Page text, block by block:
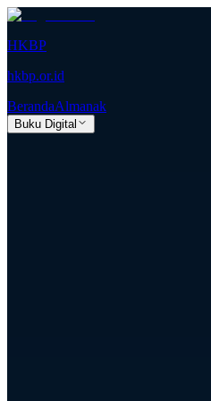
HKBP
hkbp.or.id
BerandaAlmanak
Buku Digital